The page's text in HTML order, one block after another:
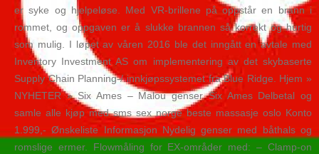
er syke og hjelpeløse. Med VR-brillene på oppstår en brann i
rommet, og oppgaven er å slukke brannen så korrekt og hurtig
som mulig. I løpet av våren 2016 ble det inngått en avtale med
Inventory Investment AS om implementering av det skybaserte
Supply Chain Planning-/ innkjøpssystemet fra Blue Ridge. Hjem »
NYHETER » Six Ames – Malou genser Six Ames Delbetal og
samle alle kjøp med sms sex norge beste massasje oslo Konto
1.999,- Ønskeliste Informasjon Nydelig genser med båthals og
romslige ermer. Flowmåling for EX-områder med: – Clamp-on